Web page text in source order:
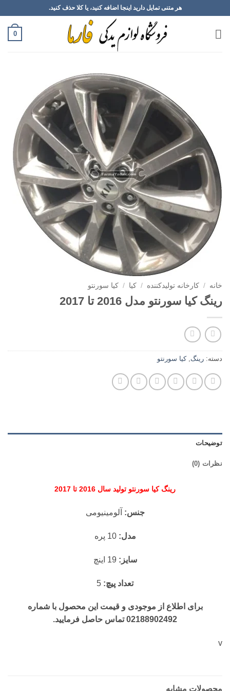
to
content
هر متنی تمایل دارید اینجا اضافه کنید، یا کلا حذف کنید.
0
خانه / کارخانه تولیدکننده / کیا / کیا سورنتو
رینگ کیا سورنتو مدل 2016 تا 2017
دسته: رینگ,کیا سورنتو
توضیحات
نظرات (0)
رینگ کیا سورنتو تولید سال 2016 تا 2017
جنس: آلومینیومی
مدل: 10 پره
سایز: 19 اینچ
تعداد پیچ:
برای اطلاع از موجودی و قیمت این محصول با شماره
02188902492 تماس حاصل فرمایید.
v
محصولات مشابه